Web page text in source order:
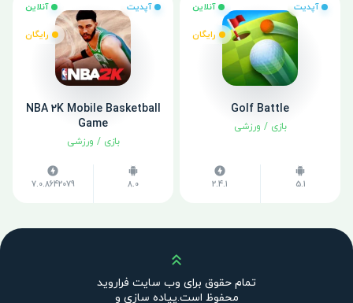
آپدیت آنلاین
رایگان
Golf Battle
بازی / ورزشی
5.1
2.4.1
آپدیت آنلاین
رایگان
NBA 2K Mobile Basketball
Game
بازی / ورزشی
8.0
7.0.8642079
بالا
تمام حقوق برای وب سایت فراروید
محفوظ است.پیاده سازی و